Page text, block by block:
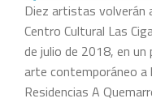
Diez artistas volverán
Centro Cultural Las
de julio de 2018, en
arte contemporáneo a
Residencias A